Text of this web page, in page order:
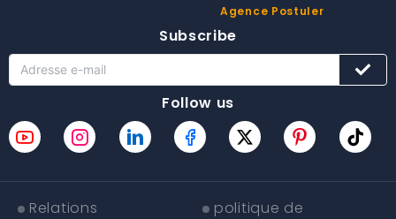
Agence Postuler
Subscribe
Follow us
Relations
politique de